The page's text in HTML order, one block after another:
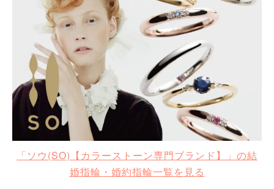
「ソウ(SO)【カラーストーン専門ブランド】」の結
婚指輪・婚約指輪一覧を見る